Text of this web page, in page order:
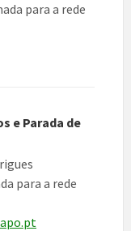
para a rede
e Parada de
para a rede